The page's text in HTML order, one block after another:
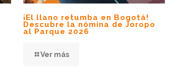
¡El llano retumba en Bogotá!
Descubre la nómina de Joropo
al Parque 2026
Ver más